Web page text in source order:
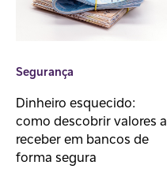
Segurança
Dinheiro esquecido:
como descobrir valores a
receber em bancos de
forma segura